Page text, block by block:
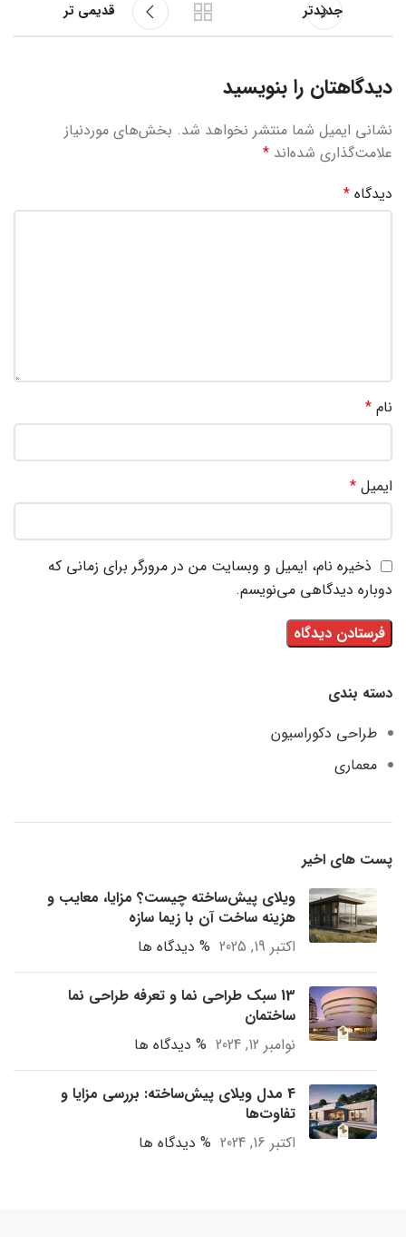
جدیدتر قدیمی تر
دیدگاهتان را بنویسید
نشانی ایمیل شما منتشر نخواهد شد. بخش‌های موردنیاز
علامت‌گذاری شده‌اند *
دیدگاه *
نام *
ایمیل *
ذخیره نام، ایمیل و وبسایت من در مرورگر برای زمانی که
دوباره دیدگاهی می‌نویسم.
دسته بندی
طراحی دکوراسیون
معماری
پست های اخیر
ویلای پیش‌ساخته چیست؟ مزایا، معایب و
هزینه ساخت آن با زیما سازه
اکتبر 19, 2025
% دیدگاه ها
13 سبک طراحی نما و تعرفه طراحی نما
ساختمان
نوامبر 12, 2024
% دیدگاه ها
4 مدل ویلای پیش‌ساخته: بررسی مزایا و
تفاوت‌ها
اکتبر 16, 2024
% دیدگاه ها